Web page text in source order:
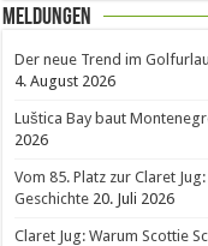
Meldungen
Der neue Trend im
4. August 2026
Luštica Bay baut
2026
Vom 85. Platz zur Claret
Geschichte 20. Juli 2026
Claret Jug: Warum Scottie